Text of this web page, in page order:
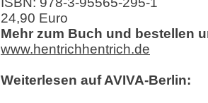
24,90 Euro
Mehr zum Buch und bestellen
www.hentrichhentrich.de
Weiterlesen auf AVIVA-Berlin: